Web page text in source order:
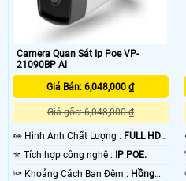
👁️ Với những dự án lớn sử dụng
cầu camera cần phải có kết nối dữ liệu
nghê AI tích hợp trong camera. Ví dụ với
biển số phân tích tốc độ, lấn tuyến dừng
động độc lập đơn giản được thiết kế
sai phạm cũng như tra cứu lịch sử xe thì
công nghệ AI mới đảm bảo hoặt động tốt.
Camera Quan Sát Ip Poe VP-
21090BP Ai
Giá Bán: 6,048,000 ₫
Giá gốc: 6,048,000 ₫
️👀 Hình Ành Chất Lượng : FULL HD
1080P .
⚜️ Tích hợp công nghệ :
IP POE.
🔦 Khoảng Cách Ban Đêm : Hồng